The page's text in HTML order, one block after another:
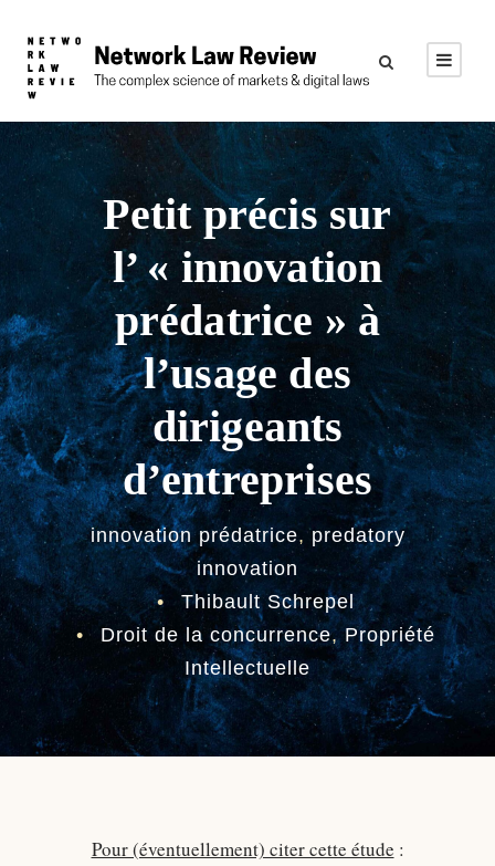
Petit précis sur
l’ « innovation
prédatrice » à
l’usage des
dirigeants
d’entreprises
innovation prédatrice, predatory
innovation
•
Thibault Schrepel
•
Droit de la concurrence, Propriété
Intellectuelle
Pour (éventuellement) citer cette étude :